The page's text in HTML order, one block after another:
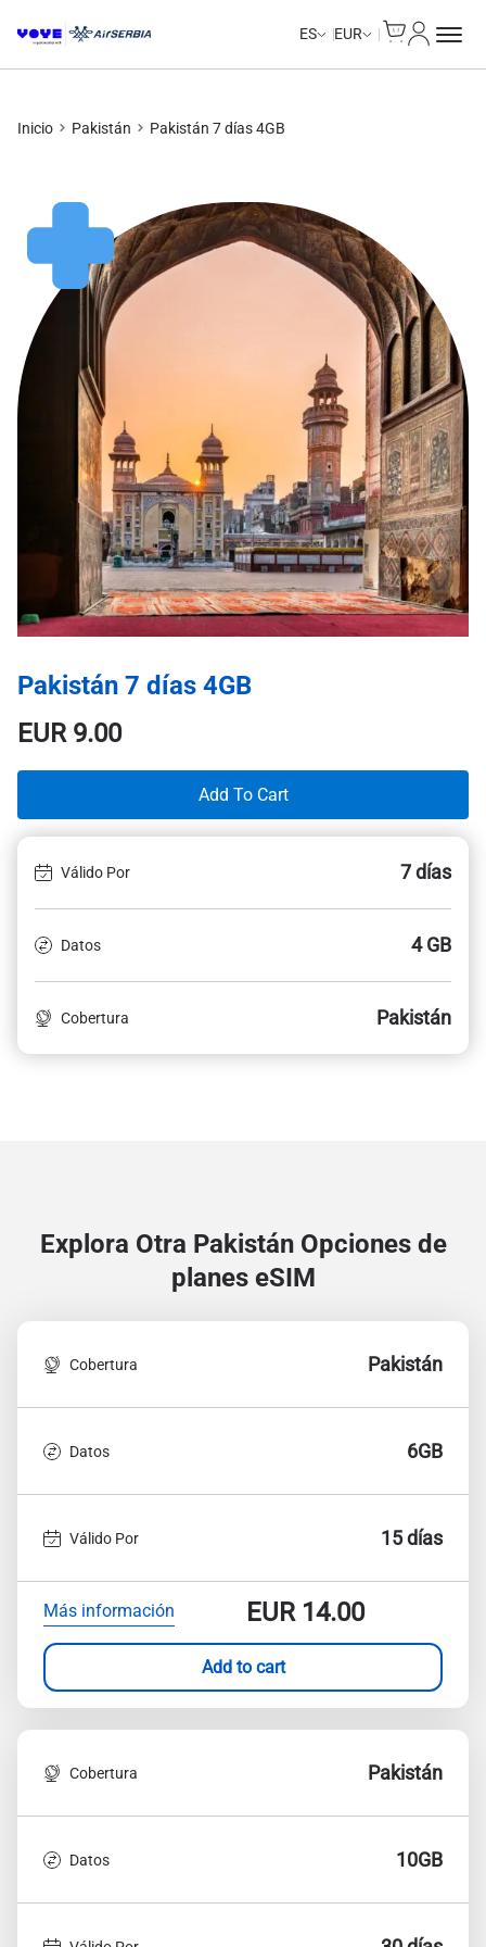
ES EUR
Inicio Pakistán Pakistán 7 días 4GB
Pakistán 7 días 4GB
EUR9.00
Add To Cart
Válido Por 7 días
Datos 4 GB
Cobertura Pakistán
Explora Otra Pakistán Opciones de
planes eSIM
Cobertura Pakistán
Datos 6GB
Válido Por 15 días
Más información EUR14.00
Add to cart
Cobertura Pakistán
Datos 10GB